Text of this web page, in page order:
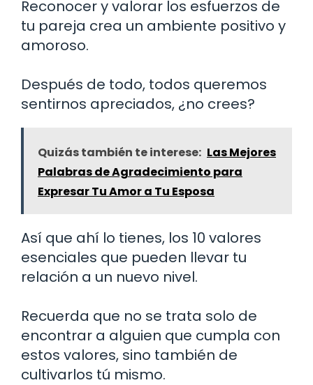
Reconocer y valorar los esfuerzos de
tu pareja crea un ambiente positivo y
amoroso.
Después de todo, todos queremos
sentirnos apreciados, ¿no crees?
Quizás también te interese: Las Mejores
Palabras de Agradecimiento para
Expresar Tu Amor a Tu Esposa
Así que ahí lo tienes, los 10 valores
esenciales que pueden llevar tu
relación a un nuevo nivel.
Recuerda que no se trata solo de
encontrar a alguien que cumpla con
estos valores, sino también de
cultivarlos tú mismo.